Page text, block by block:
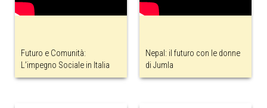
Futuro e Comunità:
L’impegno Sociale in Italia
Nepal: il futuro con le donne
di Jumla